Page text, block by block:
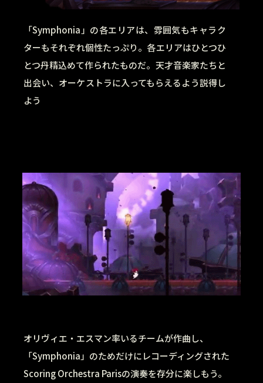
「Symphonia」の各エリアは、雰囲気もキャラク
ターもそれぞれ個性たっぷり。各エリアはひとつひ
とつ丹精込めて作られたものだ。天才音楽家たちと
出会い、オーケストラに入ってもらえるよう説得し
よう
オリヴィエ・エスマン率いるチームが作曲し、
「Symphonia」のためだけにレコーディングされた
Scoring Orchestra Parisの演奏を存分に楽しもう。